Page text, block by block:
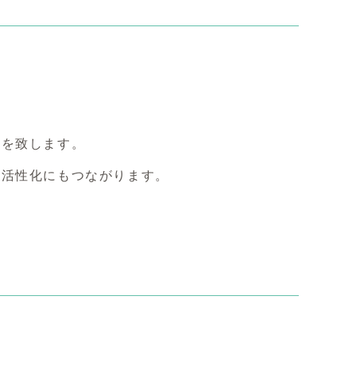
致します。
性化にもつながります。